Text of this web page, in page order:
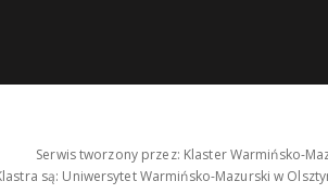
Serwis tworzony przez: Klaster Warmińsko-
są: Uniwersytet Warmińsko-Mazurski w